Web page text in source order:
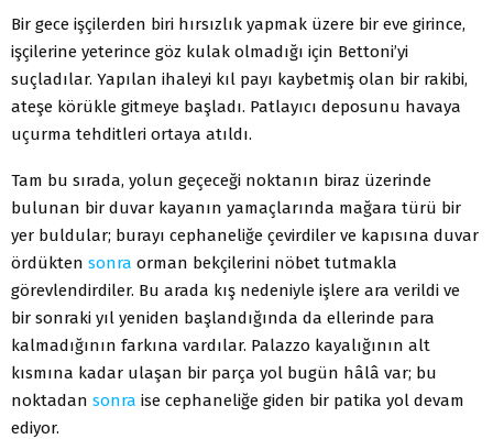
Bir gece işçilerden biri hırsızlık yapmak üzere bir eve girince,
işçilerine yeterince göz kulak olmadığı için Bettoni’yi
suçladılar. Yapılan ihaleyi kıl payı kaybetmiş olan bir rakibi,
ateşe körükle gitmeye başladı. Patlayıcı deposunu havaya
uçurma tehditleri ortaya atıldı.
Tam bu sırada, yolun geçeceği noktanın biraz üzerinde
bulunan bir duvar kayanın yamaçlarında mağara türü bir
yer buldular; burayı cephaneliğe çevirdiler ve kapısına duvar
ördükten sonra orman bekçilerini nöbet tutmakla
görevlendirdiler. Bu arada kış nedeniyle işlere ara verildi ve
bir sonraki yıl yeniden başlandığında da ellerinde para
kalmadığının farkına vardılar. Palazzo kayalığının alt
kısmına kadar ulaşan bir parça yol bugün hâlâ var; bu
noktadan sonra ise cephaneliğe giden bir patika yol devam
ediyor.